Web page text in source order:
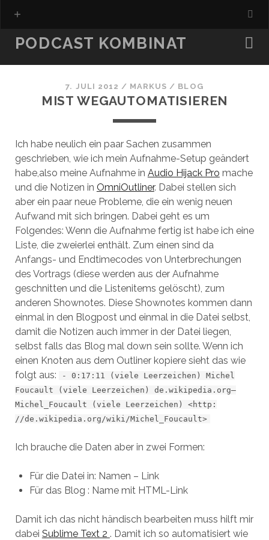
PODCAST KOMBINAT
7. JULI 2012 / MARKUS / BLOG
MIST WEGAUTOMATISIEREN
Ich habe neulich ein paar Sachen zusammen
geschrieben, wie ich mein Aufnahme-Setup geändert
habe,also meine Aufnahme in Audio Hijack Pro mache
und die Notizen in OmniOutliner. Dabei stellen sich
aber ein paar neue Probleme, die ein wenig neuen
Aufwand mit sich bringen. Dabei geht es um
Folgendes: Wenn die Aufnahme fertig ist habe ich eine
Liste, die zweierlei enthält. Zum einen sind da
Anfangs- und Endtimecodes von Unterbrechungen
des Vortrags (diese werden aus der Aufnahme
geschnitten und die Listenitems gelöscht), zum
anderen Shownotes. Diese Shownotes kommen dann
einmal in den Blogpost und einmal in die Datei selbst,
damit die Notizen auch immer in der Datei liegen,
selbst falls das Blog mal down sein sollte. Wenn ich
einen Knoten aus dem Outliner kopiere sieht das wie
folgt aus:
- 0:17:11 (viele Leerzeichen) Michel
Foucault (viele Leerzeichen) de.wikipedia.org—
Michel_Foucault (viele Leerzeichen) <http:
//de.wikipedia.org/wiki/Michel_Foucault>
Ich brauche die Daten aber in zwei Formen:
Für die Datei in: Namen – Link
Für das Blog : Name mit HTML-Link
Damit ich das nicht händisch bearbeiten muss hilft mir
dabei Sublime Text 2 . Damit ich so automatisiert wie